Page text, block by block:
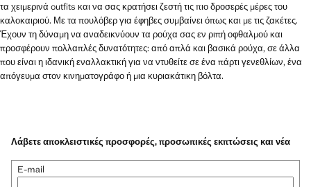
τα χειμερινά outfits και να σας κρατήσει ζεστή τις πιο δροσερές μέρες του
καλοκαιριού. Με τα πουλόβερ για έφηβες συμβαίνει όπως και με τις ζακέτες.
Έχουν τη δύναμη να αναδεικνύουν τα ρούχα σας εν ριπή οφθαλμού και
προσφέρουν πολλαπλές δυνατότητες: από απλά και βασικά ρούχα, σε άλλα
που είναι η ιδανική εναλλακτική για να ντυθείτε σε ένα πάρτι γενεθλίων, ένα
απόγευμα στον κινηματογράφο ή μια κυριακάτικη βόλτα.
Λάβετε αποκλειστικές προσφορές, προσωπικές εκπτώσεις και νέα
E-mail